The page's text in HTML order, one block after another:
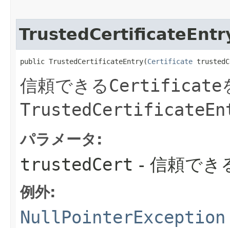
public TrustedCertificateEntry​(Certificate
信頼できるCertificate
パラメータ:
trustedCert - 信頼でき
例外:
NullPointerException